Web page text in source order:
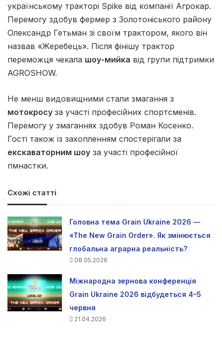
українському тракторі Spike від компанії Агрокар.
Перемогу здобув фермер з Золотоніського району
Олександр Гетьман зі своїм трактором, якого він
назвав «Жеребець». Після фінішу трактор
переможця чекала шоу-мийка від групи підтримки
AGROSHOW.
Не менш видовищними стали змагання з
мотокросу за участі професійних спортсменів.
Перемогу у змаганнях здобув Роман Косенко.
Гості також із захопленням спостерігали за
екскаваторним шоу за участі професійної
гімнастки.
Схожі статті
Головна тема Grain Ukraine 2026 —
«The New Grain Order». Як змінюється
глобальна аграрна реальність?
08.05.2026
Міжнародна зернова конференція
Grain Ukraine 2026 відбудеться 4–5
червня
21.04.2026